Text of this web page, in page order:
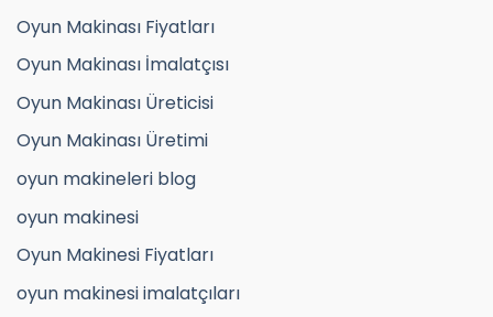
Oyun Makinası Fiyatları
Oyun Makinası İmalatçısı
Oyun Makinası Üreticisi
Oyun Makinası Üretimi
oyun makineleri blog
oyun makinesi
Oyun Makinesi Fiyatları
oyun makinesi imalatçıları